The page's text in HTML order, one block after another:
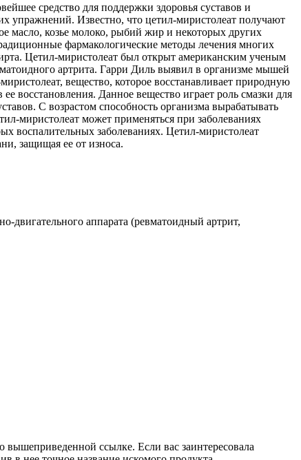
средство для поддержки здоровья суставов и
упражнений. Известно, что цетил-миристолеат получают
масло, козье молоко, рыбий жир и некоторых других
фармакологические методы лечения многих
Цетил-миристолеат был открыт американским ученым
артрита. Гарри Диль выявил в организме мышей
вещество, которое восстанавливает природную
восстановления. Данное вещество играет роль смазки для
С возрастом способность организма вырабатывать
миристолеат может применяться при заболеваниях
воспалительных заболеваниях. Цетил-миристолеат
защищая ее от износа.
двигательного аппарата (ревматоидный артрит,
ссылке. Если вас заинтересовала